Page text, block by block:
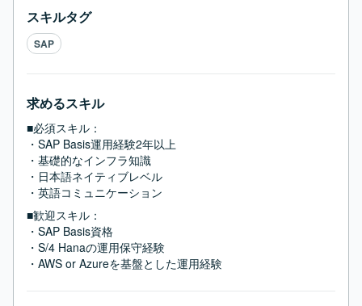
スキルタグ
SAP
求めるスキル
■必須スキル：
・SAP Basis運用経験2年以上
・基礎的なインフラ知識
・日本語ネイティブレベル
・英語コミュニケーション
■歓迎スキル：
・SAP Basis資格
・S/4 Hanaの運用保守経験
・AWS or Azureを基盤とした運用経験